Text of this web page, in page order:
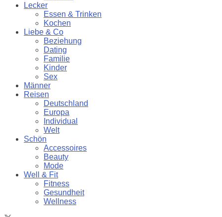
Lecker
Essen & Trinken
Kochen
Liebe & Co
Beziehung
Dating
Familie
Kinder
Sex
Männer
Reisen
Deutschland
Europa
Individual
Welt
Schön
Accessoires
Beauty
Mode
Well & Fit
Fitness
Gesundheit
Wellness